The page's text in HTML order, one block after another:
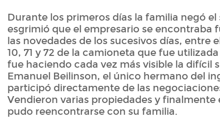
Durante los primeros días la familia negó el
esgrimió que el empresario se encontraba
las novedades de los sucesivos días, entre
10, 71 y 72 de la camioneta que fue
fue haciendo cada vez más visible la difícil
Emanuel Beilinson, el único hermano del
participó directamente de las
Vendieron varias propiedades y finalmente
pudo reencontrarse con su familia.